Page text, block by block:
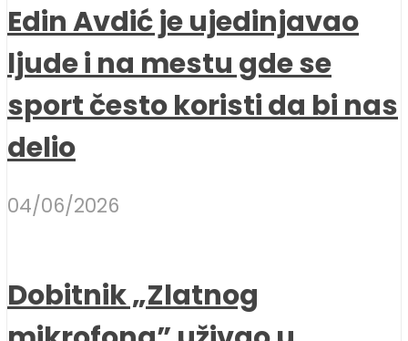
Edin Avdić je ujedinjavao
ljude i na mestu gde se
sport često koristi da bi nas
delio
04/06/2026
Dobitnik „Zlatnog